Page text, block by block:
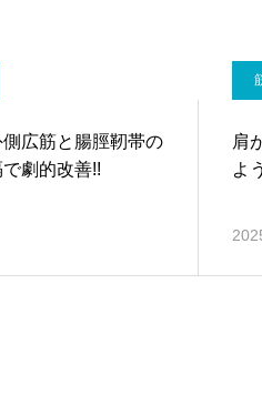
広筋と腸脛靭帯の
劇的改善!!
肩
よ